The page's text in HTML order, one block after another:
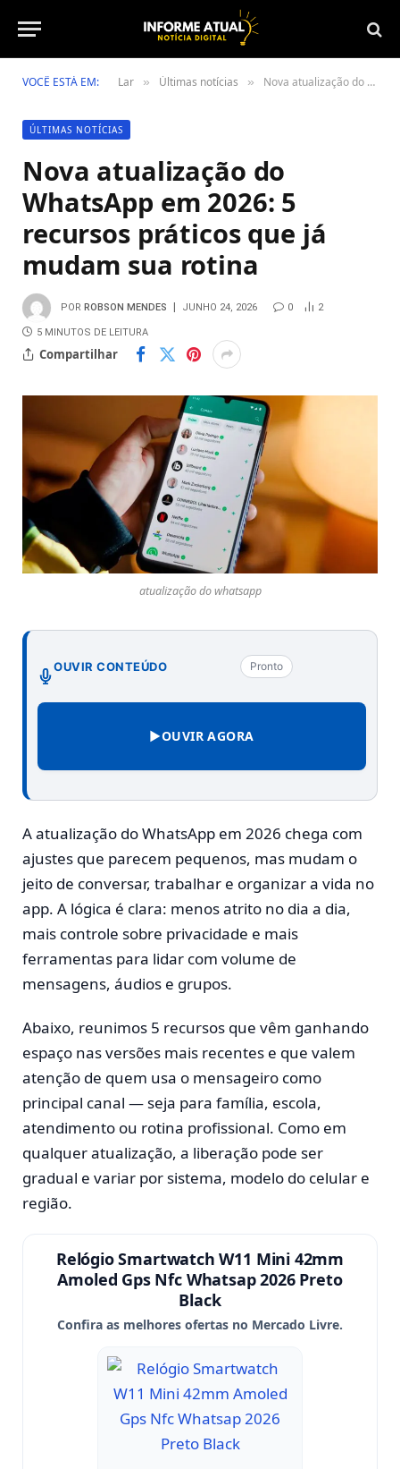
VOCÊ ESTÁ EM: Lar » Últimas notícias » Nova atualização do WhatsApp em 2026: 5 recursos práticos que já mudam sua rotina
ÚLTIMAS NOTÍCIAS
Nova atualização do
WhatsApp em 2026: 5
recursos práticos que já
mudam sua rotina
POR ROBSON MENDES JUNHO 24, 2026 0 2
5 MINUTOS DE LEITURA
Compartilhar
atualização do whatsapp
OUVIR CONTEÚDO Pronto
▶OUVIR AGORA
A atualização do WhatsApp em 2026 chega com
ajustes que parecem pequenos, mas mudam o
jeito de conversar, trabalhar e organizar a vida no
app. A lógica é clara: menos atrito no dia a dia,
mais controle sobre privacidade e mais
ferramentas para lidar com volume de
mensagens, áudios e grupos.
Abaixo, reunimos 5 recursos que vêm ganhando
espaço nas versões mais recentes e que valem
atenção de quem usa o mensageiro como
principal canal — seja para família, escola,
atendimento ou rotina profissional. Como em
qualquer atualização, a liberação pode ser
gradual e variar por sistema, modelo do celular e
região.
Relógio Smartwatch W11 Mini 42mm
Amoled Gps Nfc Whatsap 2026 Preto
Black
Confira as melhores ofertas no Mercado Livre.